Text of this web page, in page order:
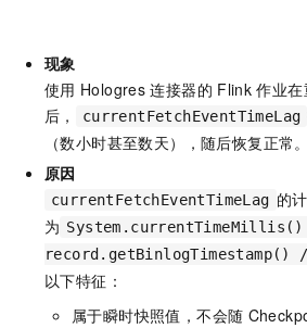
现象
使用 Hologres 连接器的 Flink 作业在
后，
currentFetchEventTimeLag
（数小时甚至数天），随后恢复正常。
原因
currentFetchEventTimeLag 的
为
record.getBinlogTimestamp()
以下特征：
属于瞬时快照值，不会随